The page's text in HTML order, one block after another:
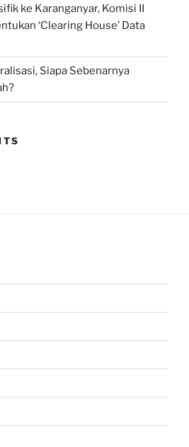
ke Karanganyar, Komisi II
‘Clearing House’ Data
Siapa Sebenarnya